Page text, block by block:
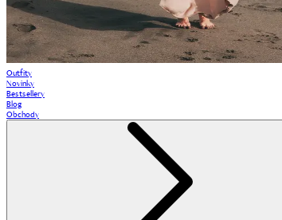
Outfity
Novinky
Bestsellery
Blog
Obchody